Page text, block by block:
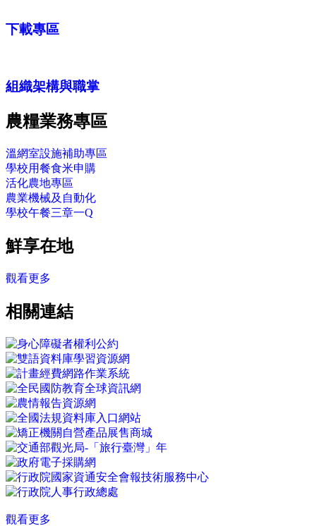
下載專區
組織架構與職掌
農糧業務專區
溫網室設施補助專區
學校用餐食米申購
活化農地專區
農業機械及自動化
學校午餐三章一Q
鮮享在地
觀看更多
相關連結
觀看更多